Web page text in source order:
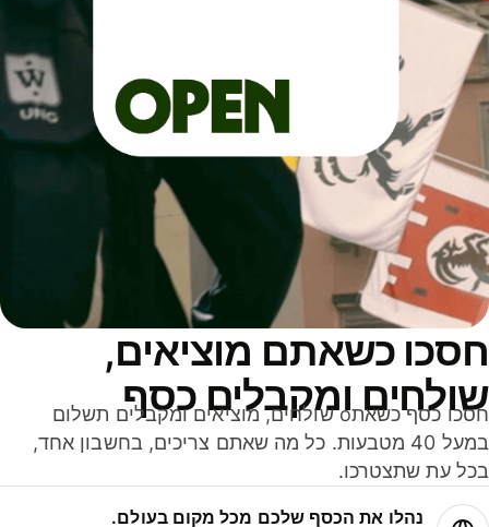
כשאתם מוציאים,
ומקבלים כסף
חסכו כסף כשאתo שולחים, מוציאים ומקבלים תשלום
במעל 40 מטבעות. כל מה שאתם צריכים, בחשבון אחד,
עת שתצטרכו.
נהלו את הכסף שלכם מכל מקום בעולם.